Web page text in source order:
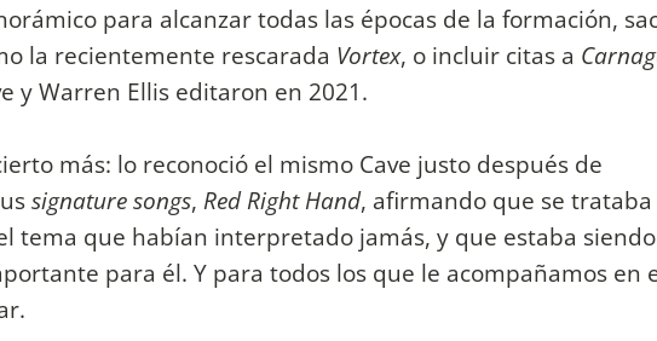
para alcanzar todas las épocas de la formación,
la recientemente rescarada Vortex, o incluir citas a
y Warren Ellis editaron en 2021.
más: lo reconoció el mismo Cave justo después de
signature songs, Red Right Hand, afirmando que se trataba
tema que habían interpretado jamás, y que estaba siendo
para él. Y para todos los que le acompañamos en